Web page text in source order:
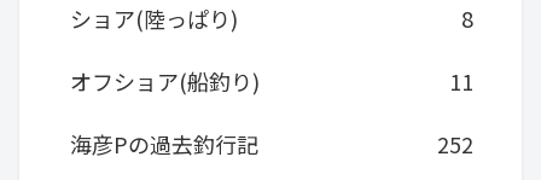
ショア(陸っぱり)
8
オフショア(船釣り)
11
海彦Pの過去釣行記
252